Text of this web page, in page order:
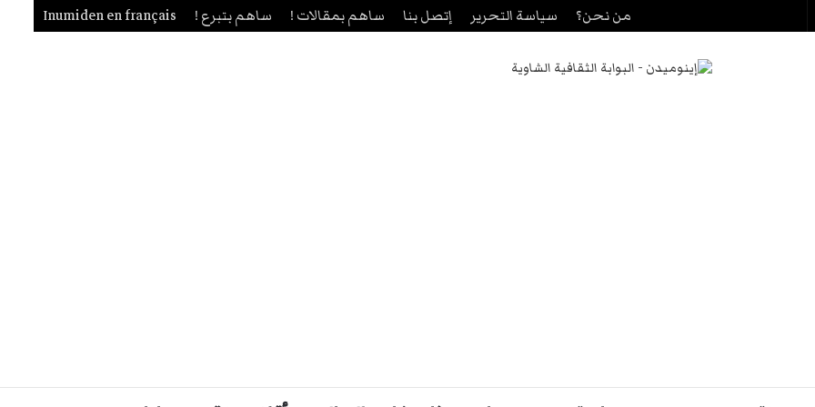
من نحن؟ سياسة التحرير إتصل بنا ساهم بمقالات ! ساهم بتبرع ! Inumiden en français